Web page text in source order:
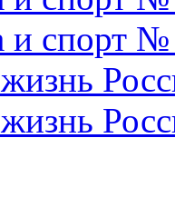
и спорт